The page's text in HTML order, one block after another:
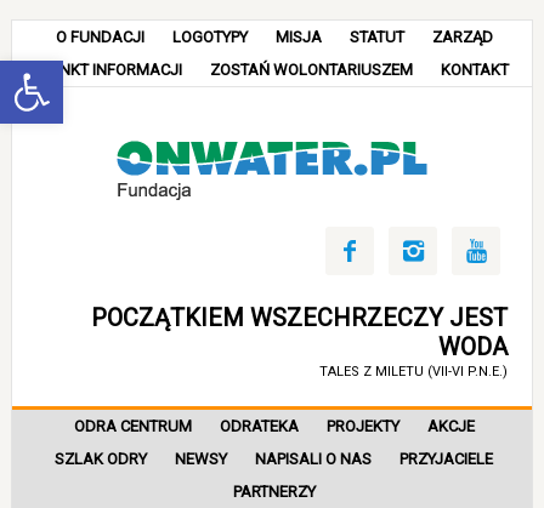
Open toolbar
O FUNDACJI LOGOTYPY MISJA STATUT
ZARZĄD
PUNKT INFORMACJI
ZOSTAŃ WOLONTARIUSZEM KONTAKT
  
POCZĄTKIEM WSZECHRZECZY JEST
WODA
TALES Z MILETU (VII-VI P.N.E.)
ODRA CENTRUM ODRATEKA PROJEKTY
AKCJE
SZLAK ODRY
NEWSY NAPISALI O NAS
PRZYJACIELE
PARTNERZY